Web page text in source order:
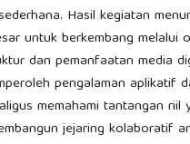
Hasil kegiatan
untuk berkembang melalui
dan pemanfaatan media
pengalaman aplikatif
memahami tantangan riil
jejaring kolaboratif